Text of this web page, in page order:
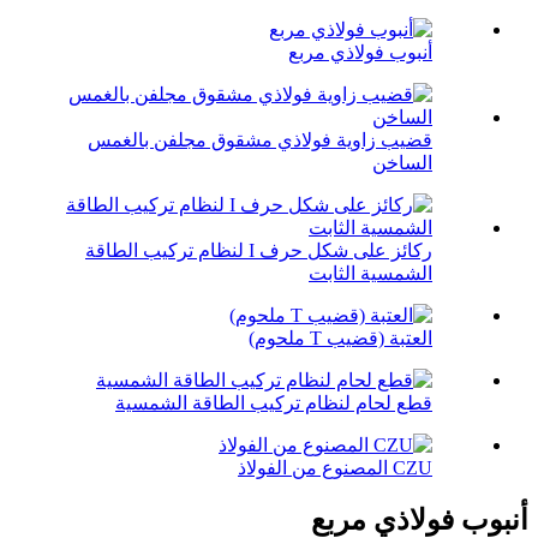
أنبوب فولاذي مربع
قضيب زاوية فولاذي مشقوق مجلفن بالغمس
الساخن
ركائز على شكل حرف I لنظام تركيب الطاقة
الشمسية الثابت
العتبة (قضيب T ملحوم)
قطع لحام لنظام تركيب الطاقة الشمسية
CZU المصنوع من الفولاذ
أنبوب فولاذي مربع